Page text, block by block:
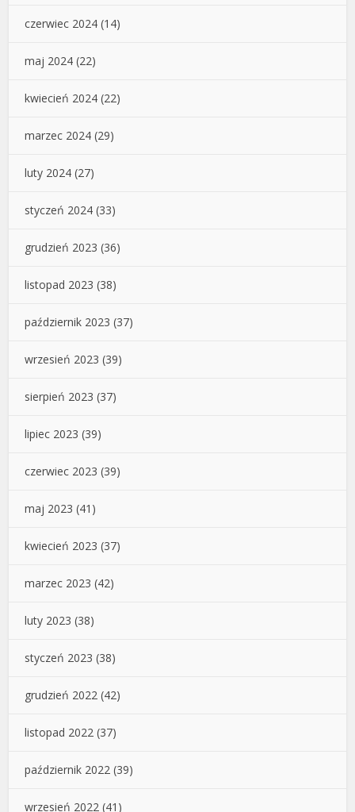
czerwiec 2024 (14)
maj 2024 (22)
kwiecień 2024 (22)
marzec 2024 (29)
luty 2024 (27)
styczeń 2024 (33)
grudzień 2023 (36)
listopad 2023 (38)
październik 2023 (37)
wrzesień 2023 (39)
sierpień 2023 (37)
lipiec 2023 (39)
czerwiec 2023 (39)
maj 2023 (41)
kwiecień 2023 (37)
marzec 2023 (42)
luty 2023 (38)
styczeń 2023 (38)
grudzień 2022 (42)
listopad 2022 (37)
październik 2022 (39)
wrzesień 2022 (41)